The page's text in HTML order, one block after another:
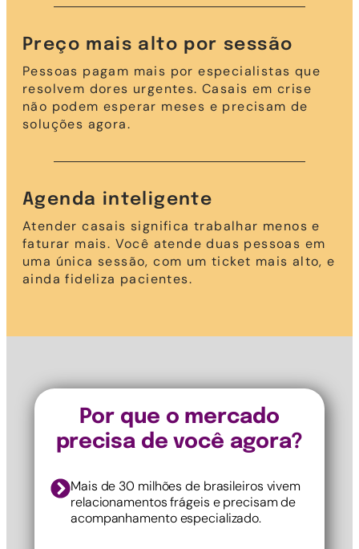
Preço mais alto por sessão
Pessoas pagam mais por especialistas que
resolvem dores urgentes. Casais em crise
não podem esperar meses e precisam de
soluções agora.
Agenda inteligente
Atender casais significa trabalhar menos e
faturar mais. Você atende duas pessoas em
uma única sessão, com um ticket mais alto, e
ainda fideliza pacientes.
Por que o mercado
precisa de você agora?
Mais de 30 milhões de brasileiros vivem
relacionamentos frágeis e precisam de
acompanhamento especializado.